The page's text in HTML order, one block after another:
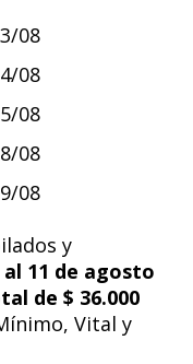
08
08
08
08
08
y
al 11 de agosto
de $ 36.000
Vital y